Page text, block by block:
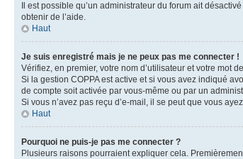
Il est possible qu’un administrateur du forum ait
obtenir de l’aide.
Haut
Je suis enregistré mais je ne peux pas me connecter !
Vérifiez, en premier, votre nom d’utilisateur et votre mot
Si la gestion COPPA est active et si vous avez indiqué
de compte soit activée par vous-même ou par un
Si vous n’avez pas reçu d’e-mail, il se peut que vous
Haut
Pourquoi ne puis-je pas me connecter ?
Plusieurs raisons pourraient expliquer cela.